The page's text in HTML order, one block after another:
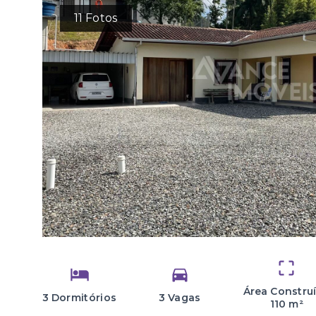
11Fotos
3 Dormitórios 3 Vagas
Área
110 m²